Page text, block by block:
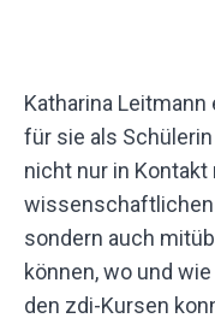
Katharina
für sie als
nicht nur in
sondern auch
können, wo und
den zdi-Kursen